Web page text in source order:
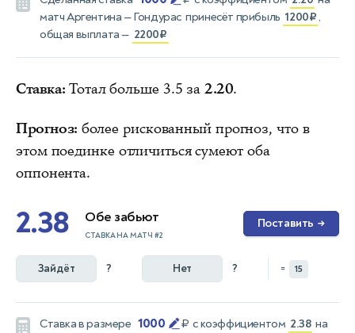
матчАргентина — Гондурас принесёт прибыль 1200₽ ,
общая выплата — 2200₽
Ставка: Тотал больше 3.5 за2.20.
Прогноз: более рискованный прогноз, что в
этом поединке отличиться сумеют оба
оппонента.
2.38 Обе забьют
СТАВКА НА МАТЧ #2
Поставить →
Зайдёт ? Нет ? = 15
Ставка в размере 1000 ₽ с коэффициентом 2.38 на